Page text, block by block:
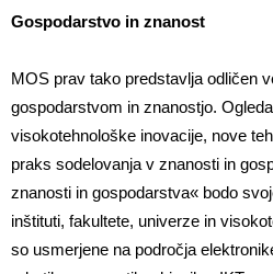
Gospodarstvo in znanost
MOS prav tako predstavlja odličen
gospodarstvom in znanostjo.
visokotehnološke inovacije, nove
praks sodelovanja v znanosti in
znanosti in gospodarstva« bodo
inštituti, fakultete, univerze in
so usmerjene na področja